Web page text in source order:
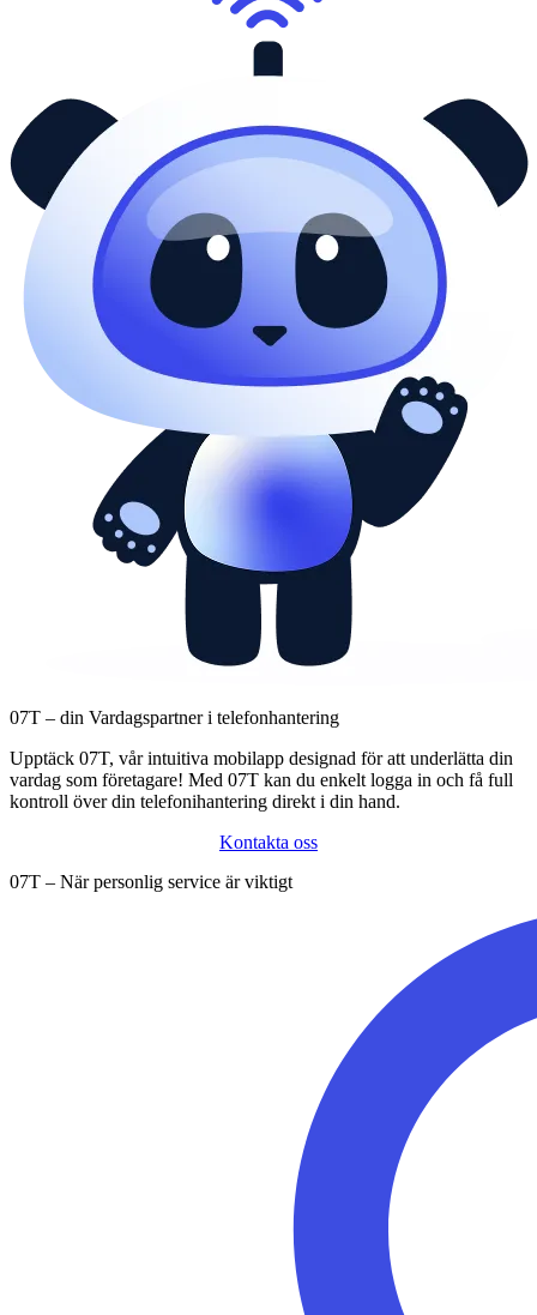
07T – din Vardagspartner i telefonhantering
Upptäck 07T, vår intuitiva mobilapp designad för att underlätta din
vardag som företagare! Med 07T kan du enkelt logga in och få full
kontroll över din telefonihantering direkt i din hand.
Kontakta oss
07T – När personlig service är viktigt